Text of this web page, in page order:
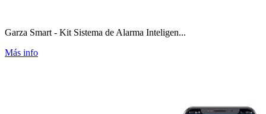
Garza Smart - Kit Sistema de Alarma Inteligen...
Más info